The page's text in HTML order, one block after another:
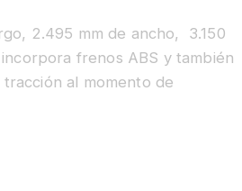
2.495 mm de ancho, 3.150
frenos ABS y también
al momento de